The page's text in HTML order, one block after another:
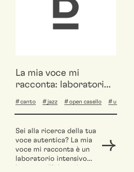
La mia voce mi
racconta: laboratorio
canto jazz open casello under30
Sei alla ricerca della tua
voce autentica? La mia
voce mi racconta è un
laboratorio intensivo
basato sull'identità